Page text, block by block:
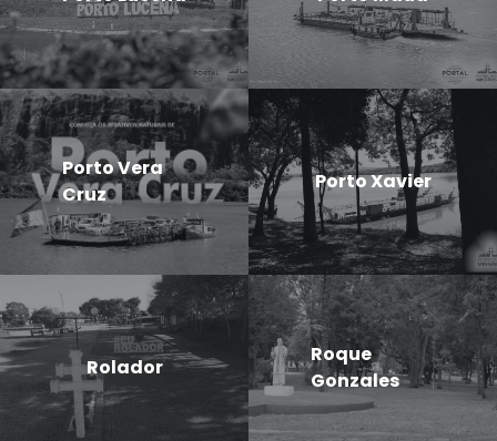
Porto Vera
Cruz
Porto Xavier
Rolador
Roque
Gonzales